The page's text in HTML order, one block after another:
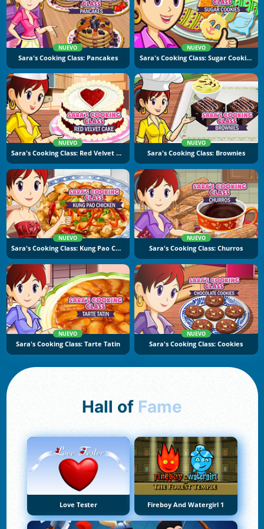
NUEVO
Sara's Cooking Class: Pancakes
NUEVO
Sara's Cooking Class: Sugar Cookies
NUEVO
Sara's Cooking Class: Red Velvet Cake
NUEVO
Sara's Cooking Class: Brownies
NUEVO
Sara's Cooking Class: Kung Pao Chicken
NUEVO
Sara's Cooking Class: Churros
NUEVO
Sara's Cooking Class: Tarte Tatin
NUEVO
Sara's Cooking Class: Cookies
Hall of Fame
Love Tester Fireboy And Watergirl 1